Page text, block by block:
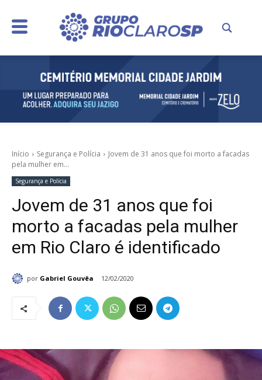
Início Segurança e Polícia
Jovem de 31 anos que foi morto a facadas
pela mulher em...
Segurança e Polícia
Jovem de 31 anos que foi
morto a facadas pela mulher
em Rio Claro é identificado
por Gabriel Gouvêa 12/02/2020